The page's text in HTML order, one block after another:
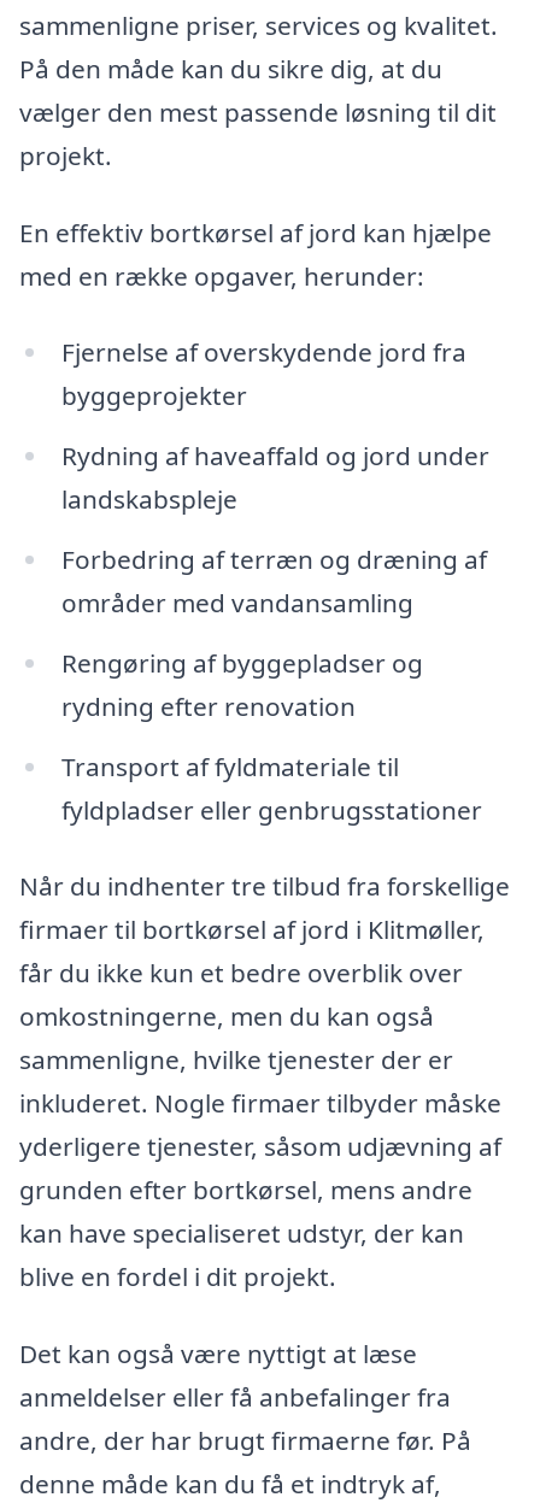
sammenligne priser, services og kvalitet.
På den måde kan du sikre dig, at du
vælger den mest passende løsning til dit
projekt.
En effektiv bortkørsel af jord kan hjælpe
med en række opgaver, herunder:
Fjernelse af overskydende jord fra
byggeprojekter
Rydning af haveaffald og jord under
landskabspleje
Forbedring af terræn og dræning af
områder med vandansamling
Rengøring af byggepladser og
rydning efter renovation
Transport af fyldmateriale til
fyldpladser eller genbrugsstationer
Når du indhenter tre tilbud fra forskellige
firmaer til bortkørsel af jord i Klitmøller,
får du ikke kun et bedre overblik over
omkostningerne, men du kan også
sammenligne, hvilke tjenester der er
inkluderet. Nogle firmaer tilbyder måske
yderligere tjenester, såsom udjævning af
grunden efter bortkørsel, mens andre
kan have specialiseret udstyr, der kan
blive en fordel i dit projekt.
Det kan også være nyttigt at læse
anmeldelser eller få anbefalinger fra
andre, der har brugt firmaerne før. På
denne måde kan du få et indtryk af,